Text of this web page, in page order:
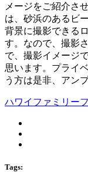
メージをご紹介さ
は、砂浜のあるビ
背景に撮影できる
す。なので、撮影
で、撮影イメージ
思います。プライ
う方は是非、アン
ハワイファミリー
Tags: